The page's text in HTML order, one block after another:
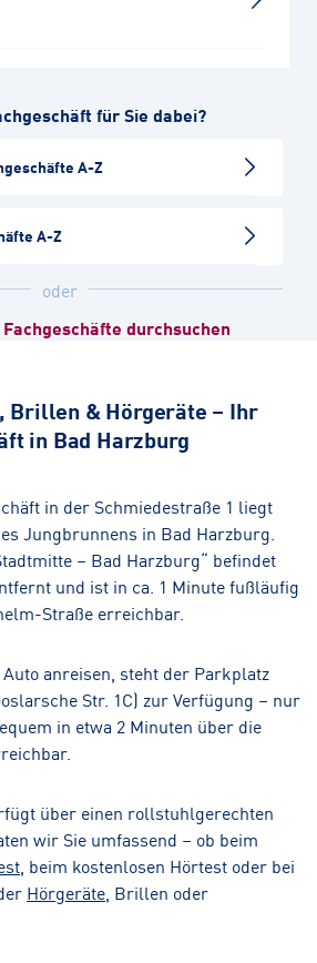
für Sie dabei?
A-Z
A-Z
oder
durchsuchen
Brillen & Hörgeräte – Ihr
in Bad Harzburg
in der Schmiedestraße 1 liegt
Jungbrunnens in Bad Harzburg.
– Bad Harzburg“ befindet
und ist in ca. 1 Minute fußläufig
Straße erreichbar.
anreisen, steht der Parkplatz
Str. 1C) zur Verfügung – nur
in etwa 2 Minuten über die
über einen rollstuhlgerechten
wir Sie umfassend – ob beim
, beim kostenlosen Hörtest oder bei
Hörgeräte , Brillen oder